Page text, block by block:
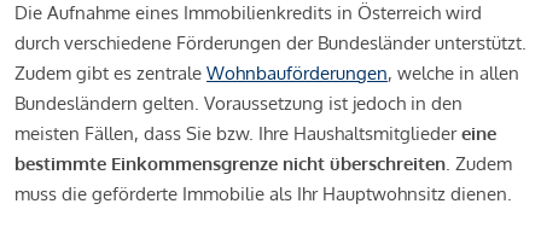
Die Aufnahme eines Immobilienkredits in Österreich wird
durch verschiedene Förderungen der Bundesländer unterstützt.
Zudem gibt es zentrale Wohnbauförderungen, welche in allen
Bundesländern gelten. Voraussetzung ist jedoch in den
meisten Fällen, dass Sie bzw. Ihre Haushaltsmitgliedereine
bestimmte Einkommensgrenze nicht überschreiten. Zudem
muss die geförderte Immobilie als Ihr Hauptwohnsitz dienen.